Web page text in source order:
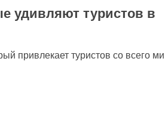
удивляют туристов в
привлекает туристов со всего